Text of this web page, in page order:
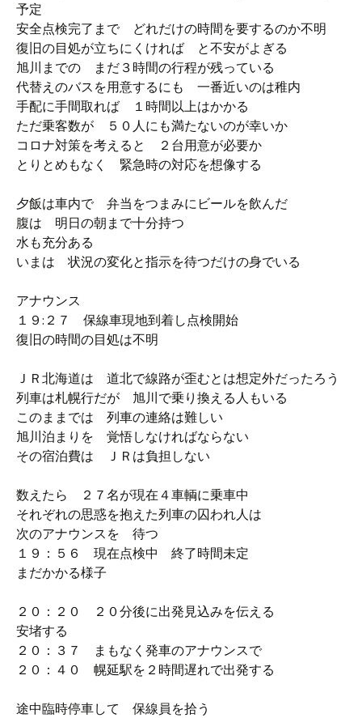
予定
安全点検完了まで どれだけの時間を要するのか不明
復旧の目処が立ちにくければ と不安がよぎる
旭川までの まだ３時間の行程が残っている
代替えのバスを用意するにも 一番近いのは稚内
手配に手間取れば １時間以上はかかる
ただ乗客数が ５０人にも満たないのが幸いか
コロナ対策を考えると ２台用意が必要か
とりとめもなく 緊急時の対応を想像する
夕飯は車内で 弁当をつまみにビールを飲んだ
腹は 明日の朝まで十分持つ
水も充分ある
いまは 状況の変化と指示を待つだけの身でいる
アナウンス
１９:２７ 保線車現地到着し点検開始
復旧の時間の目処は不明
ＪＲ北海道は 道北で線路が歪むとは想定外だったろう
列車は札幌行だが 旭川で乗り換える人もいる
このままでは 列車の連絡は難しい
旭川泊まりを 覚悟しなければならない
その宿泊費は ＪＲは負担しない
数えたら ２７名が現在４車輌に乗車中
それぞれの思惑を抱えた列車の囚われ人は
次のアナウンスを 待つ
１９：５６ 現在点検中 終了時間未定
まだかかる様子
２０：２０ ２０分後に出発見込みを伝える
安堵する
２０：３７ まもなく発車のアナウンスで
２０：４０ 幌延駅を２時間遅れで出発する
途中臨時停車して 保線員を拾う